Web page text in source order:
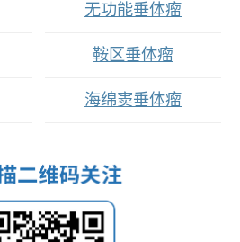
无功能垂体瘤
鞍区垂体瘤
海绵窦垂体瘤